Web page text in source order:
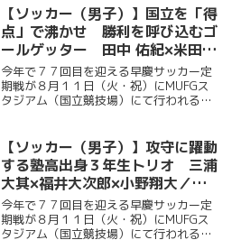
ッチに立つ。今回ケイスポでは選手だけ
ではなく、グラウンドマ...
【ソッカー（男子）】国立を「得
点」で沸かせ 勝利を呼び込むゴ
ールゲッター 田中 佑紀×米田壮
志／早慶クラシコ２０２６直前企
画第５弾
今年で７７回目を迎える早慶サッカー定
期戦が８月１１日（火・祝）にMUFGス
タジアム（国立競技場）にて行われる。
ッチに立つ。今回ケイスポでは選手だけ
ではなく、グラウンドマ...
【ソッカー（男子）】攻守に躍動
する塾高出身３年生トリオ 三浦
大其×福井大次郎×小野翔大／早
慶クラシコ２０２６直前企画第４
弾
今年で７７回目を迎える早慶サッカー定
期戦が８月１１日（火・祝）にMUFGス
タジアム（国立競技場）にて行われる。